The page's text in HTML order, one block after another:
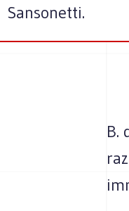
Sansonetti.
B.